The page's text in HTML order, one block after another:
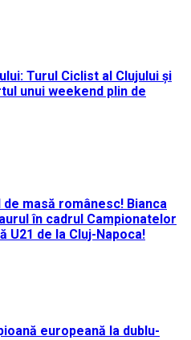
Turul Ciclist al Clujului și
unui weekend plin de
masă românesc! Bianca
în cadrul Campionatelor
U21 de la Cluj-Napoca!
europeană la dublu-